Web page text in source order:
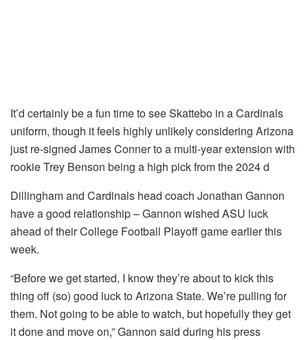
It’d certainly be a fun time to see Skattebo in a Cardinals
uniform, though it feels highly unlikely considering Arizona
just re-signed James Conner to a multi-year extension with
rookie Trey Benson being a high pick from the 2024 d
Dillingham and Cardinals head coach Jonathan Gannon
have a good relationship – Gannon wished ASU luck
ahead of their College Football Playoff game earlier this
week.
“Before we get started, I know they’re about to kick this
thing off (so) good luck to Arizona State. We’re pulling for
them. Not going to be able to watch, but hopefully they get
it done and move on,” Gannon said during his press